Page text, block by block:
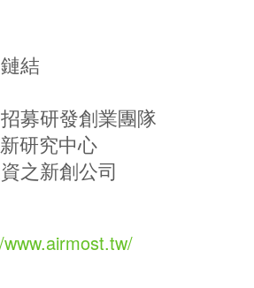
結
募研發創業團隊
研究中心
之新創公司